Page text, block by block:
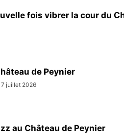
fois vibrer la cour du
de Peynier
juillet 2026
au Château de Peynier